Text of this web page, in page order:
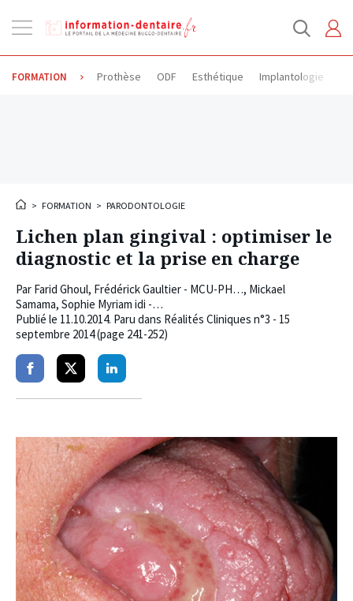
la
FORMATION Prothèse ODF Esthétique Implantologie
> FORMATION > PARODONTOLOGIE
Lichen plan gingival : optimiser le
diagnostic et la prise en charge
Par Farid Ghoul, Frédérick Gaultier - MCU-PH…, Mickael
Samama, Sophie Myriam idi -…
Publié le 11.10.2014. Paru dans Réalités Cliniques n°3 - 15
septembre 2014 (page 241-252)
PartagerPartagerPartager